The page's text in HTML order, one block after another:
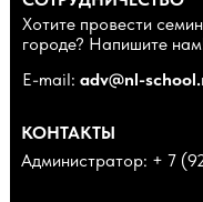
E-mail: adv@nl-
Хотите провести
городе? Напишите
КОНТАКТЫ
Администратор: + 7